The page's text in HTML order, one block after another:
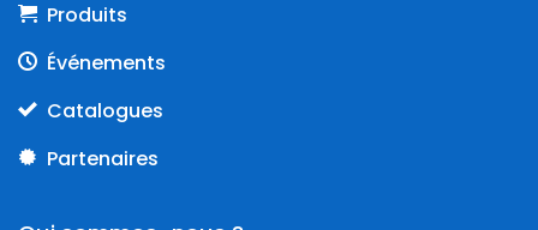
Produits
Événements
Catalogues
Partenaires